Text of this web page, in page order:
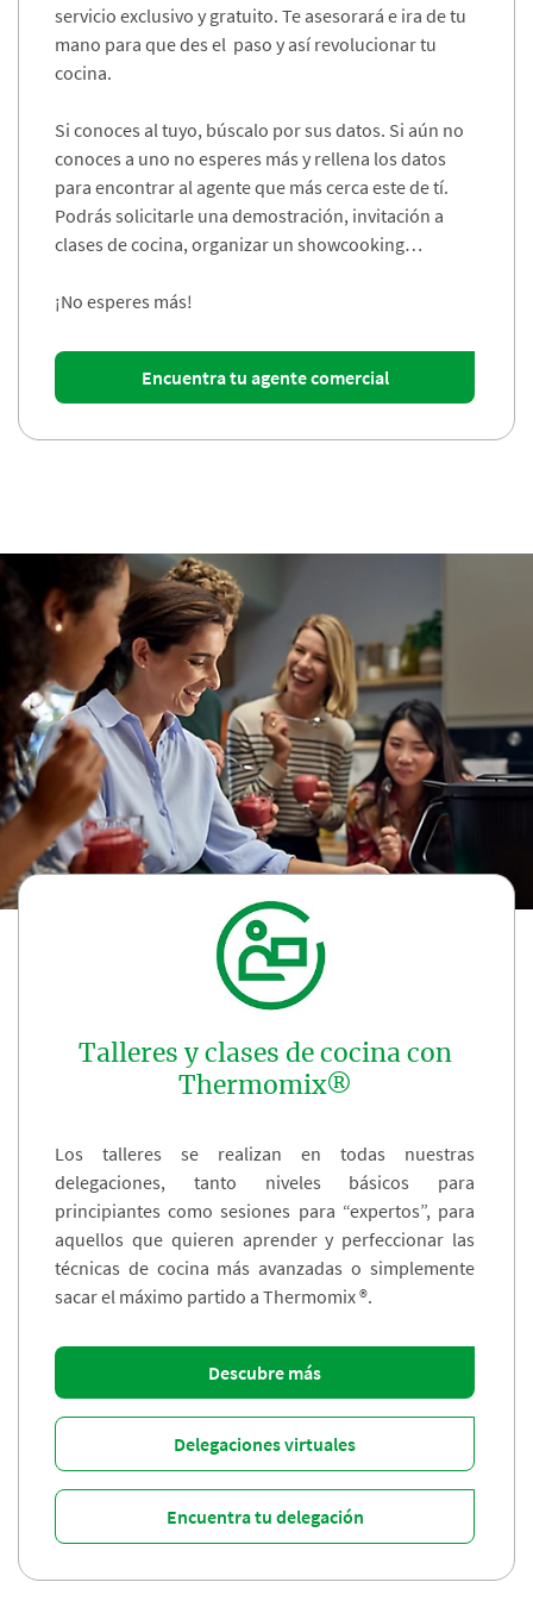
servicio exclusivo y gratuito. Te asesorará e ira de tu
mano para que des el paso y así revolucionar tu
cocina.
Si conoces al tuyo, búscalo por sus datos. Si aún no
conoces a uno no esperes más y rellena los datos
para encontrar al agente que más cerca este de tí.
Podrás solicitarle una demostración, invitación a
clases de cocina, organizar un showcooking…
¡No esperes más!
Encuentra tu agente comercial
Talleres y clases de cocina con
Thermomix®
Los talleres se realizan en todas nuestras
delegaciones, tanto niveles básicos para
principiantes como sesiones para “expertos”, para
aquellos que quieren aprender y perfeccionar las
técnicas de cocina más avanzadas o simplemente
sacar el máximo partido a Thermomix ®.
Descubre más
Delegaciones virtuales
Encuentra tu delegación